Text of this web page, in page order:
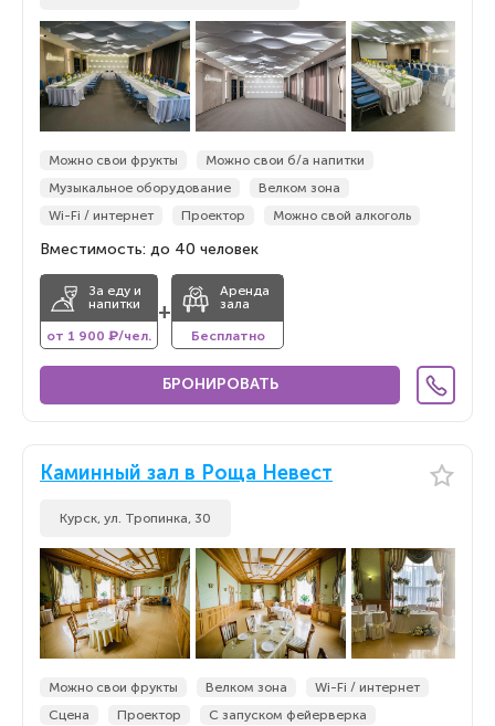
По новизне
По новизне
Можно свои фрукты
Можно свои б/а напитки
Музыкальное оборудование
Велком зона
Wi-Fi / интернет
Проектор Можно свой алкоголь
Вместимость: до 40 человек
За еду и
напитки
от 1 900 ₽/чел.
+
Аренда
зала
Бесплатно
БРОНИРОВАТЬ
Каминный зал в Роща Невест
Курск, ул. Тропинка, 30
Можно свои фрукты Велком зона
Wi-Fi / интернет
Сцена
Проектор
С запуском фейерверка